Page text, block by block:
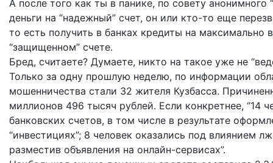
А после того как ты в панике, по совету
деньги на “надежный” счет, он или кто-то еще
то есть получить в банках кредиты на
“защищенном” счете.
Бред, считаете? Думаете, никто на такое уже не
Только за одну прошлую неделю, по информации
мошенничества стали 32 жителя Кузбасса.
миллионов 496 тысяч рублей. Если конкретнее, “14
банковских счетов, в том числе в результате
“инвестициях”; 8 человек оказались под влиянием
разместив объявления на онлайн-сервисах”.